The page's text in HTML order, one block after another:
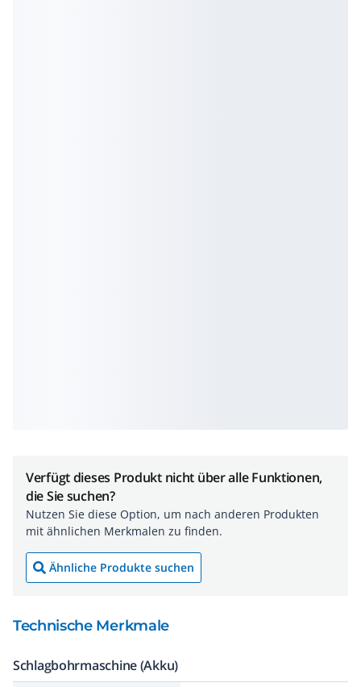
Verfügt dieses Produkt nicht über alle Funktionen,
die Sie suchen?
Nutzen Sie diese Option, um nach anderen Produkten
mit ähnlichen Merkmalen zu finden.
Ähnliche Produkte suchen
Technische Merkmale
Schlagbohrmaschine (Akku)